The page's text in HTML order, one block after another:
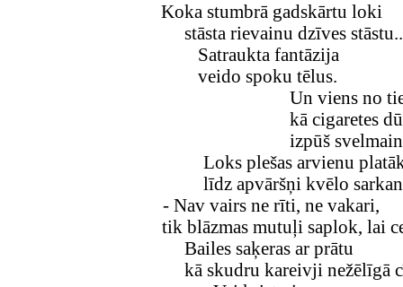
Koka stumbrā gadskārtu loki
stāsta rievainu dzīves
Satraukta fantāzija
veido spoku tēlus.
Un viens no
kā cigaretes
izpūš
Loks plešas arvienu
līdz apvāršņi kvēlo
- Nav vairs ne rīti, ne vakari,
tik blāzmas mutuļi saplok, lai
Bailes saķeras ar prātu
kā skudru kareivji nežēlīgā